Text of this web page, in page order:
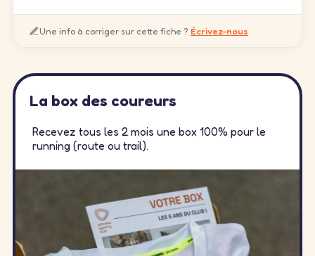
Une info à corriger sur cette fiche ? Écrivez-nous
La box des coureurs
Recevez tous les 2 mois une box 100% pour le
running (route ou trail).